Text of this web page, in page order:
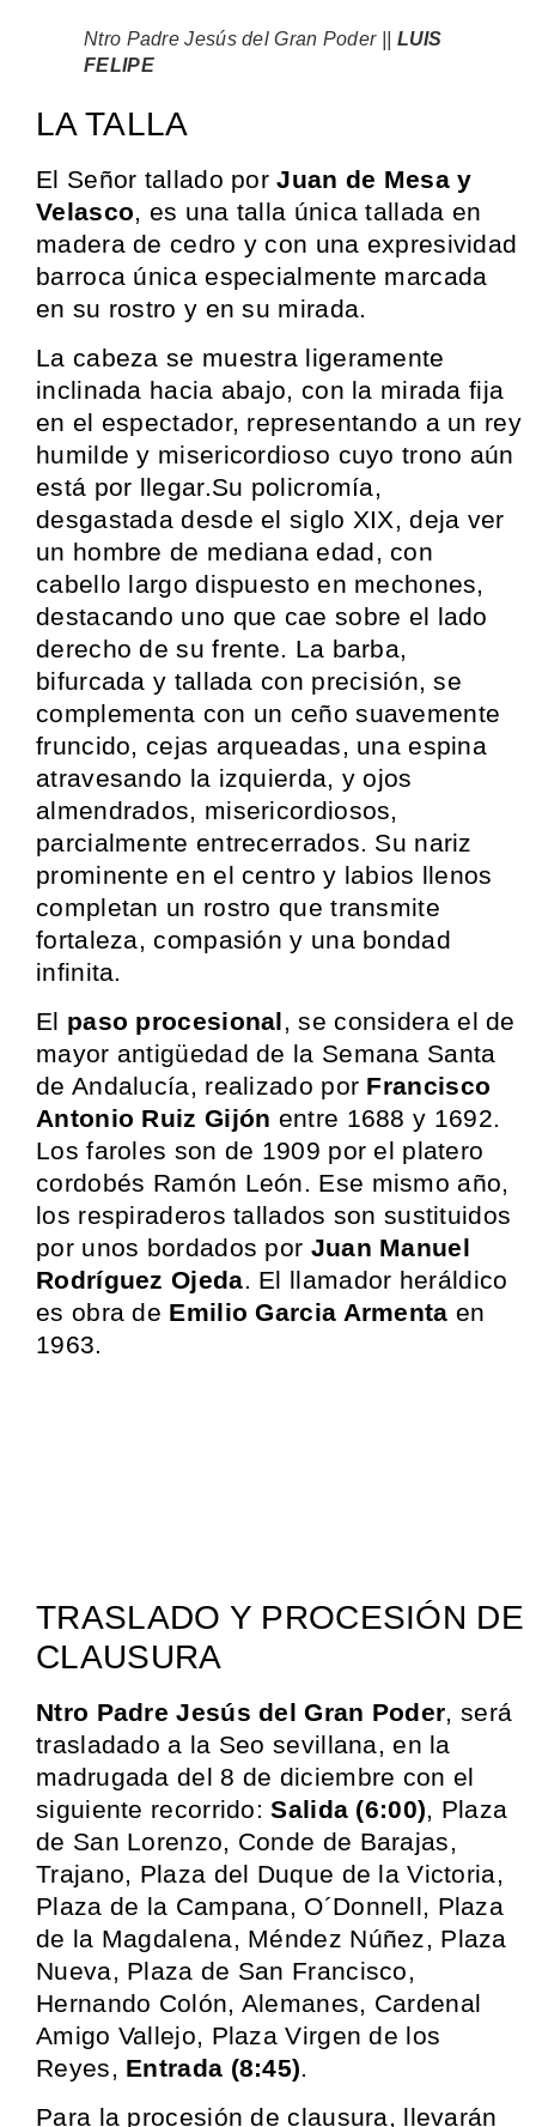
Ntro Padre Jesús del Gran Poder || LUIS
FELIPE
LA TALLA
El Señor tallado porJuan de Mesa y
Velasco , es una talla única tallada en
madera de cedro y con una expresividad
barroca única especialmente marcada
en su rostro y en su mirada.
La cabeza se muestra ligeramente
inclinada hacia abajo, con la mirada fija
en el espectador, representando a un rey
humilde y misericordioso cuyo trono aún
está por llegar.Su policromía,
desgastada desde el siglo XIX, deja ver
un hombre de mediana edad, con
cabello largo dispuesto en mechones,
destacando uno que cae sobre el lado
derecho de su frente. La barba,
bifurcada y tallada con precisión, se
complementa con un ceño suavemente
fruncido, cejas arqueadas, una espina
atravesando la izquierda, y ojos
almendrados, misericordiosos,
parcialmente entrecerrados. Su nariz
prominente en el centro y labios llenos
completan un rostro que transmite
fortaleza, compasión y una bondad
infinita.
El paso procesional, se considera el de
mayor antigüedad de la Semana Santa
de Andalucía, realizado por Francisco
Antonio Ruiz Gijón entre 1688 y 1692.
Los faroles son de 1909 por el platero
cordobés Ramón León. Ese mismo año,
los respiraderos tallados son sustituidos
por unos bordados por Juan Manuel
Rodríguez Ojeda. El llamador heráldico
es obra de Emilio Garcia Armenta en
1963.
TRASLADO Y PROCESIÓN DE
CLAUSURA
Ntro Padre Jesús del Gran Poder, será
trasladado a la Seo sevillana, en la
madrugada del 8 de diciembre con el
siguiente recorrido:Salida (6:00), Plaza
de San Lorenzo, Conde de Barajas,
Trajano, Plaza del Duque de la Victoria,
Plaza de la Campana, O´Donnell, Plaza
de la Magdalena, Méndez Núñez, Plaza
Nueva, Plaza de San Francisco,
Hernando Colón, Alemanes, Cardenal
Amigo Vallejo, Plaza Virgen de los
Reyes, Entrada (8:45).
Para la procesión de clausura, llevarán